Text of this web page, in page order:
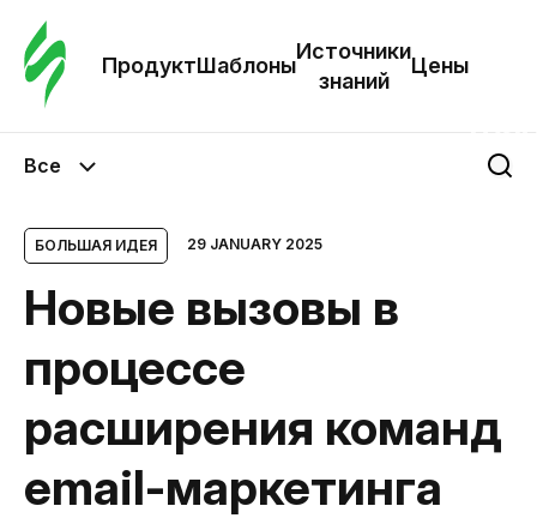
ПродуктШаблоны
Источники
знаний
Цены
Все
БОЛЬШАЯ ИДЕЯ 29 JANUARY 2025
Новые вызовы в
процессе
расширения команд
email-маркетинга